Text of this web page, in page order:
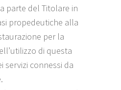
parte del Titolare in
propedeutiche alla
per la
di questa
servizi connessi da